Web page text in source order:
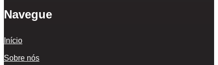
Navegue
Início
Sobre nós